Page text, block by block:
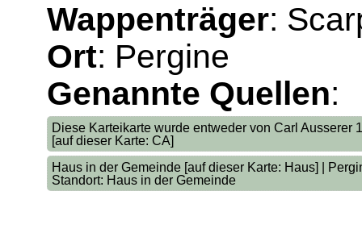
Wappenträger:
Ort: Pergine
Genannte Quellen:
Diese Karteikarte wurde entweder von Carl Ausserer
[auf dieser Karte: CA]
Haus in der Gemeinde [auf dieser Karte: Haus] |
Standort: Haus in der Gemeinde